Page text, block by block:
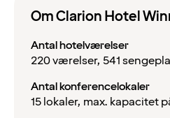
Om Clarion Hotel
Antal hotelværelser
220 værelser, 541
Antal konferencelokaler
15 lokaler, max. kapacitet